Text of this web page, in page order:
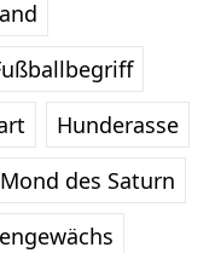
Hunderasse
Mond des Saturn